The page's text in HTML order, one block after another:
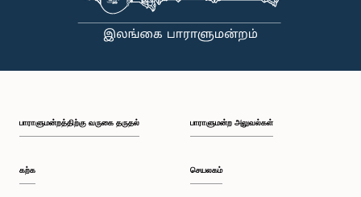
பாராளுமன்றத்திற்கு வருகை தருதல்
கற்க
பாராளுமன்ற அலுவல்கள்
செயலகம்